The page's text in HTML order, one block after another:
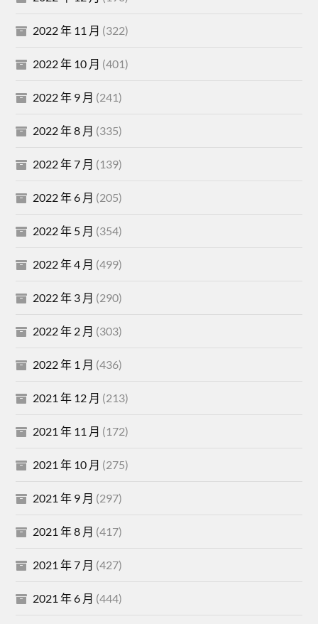
2022 年 11 月 (322)
2022 年 10 月 (401)
2022 年 9 月 (241)
2022 年 8 月 (335)
2022 年 7 月 (139)
2022 年 6 月 (205)
2022 年 5 月 (354)
2022 年 4 月 (499)
2022 年 3 月 (290)
2022 年 2 月 (303)
2022 年 1 月 (436)
2021 年 12 月 (213)
2021 年 11 月 (172)
2021 年 10 月 (275)
2021 年 9 月 (297)
2021 年 8 月 (417)
2021 年 7 月 (427)
2021 年 6 月 (444)